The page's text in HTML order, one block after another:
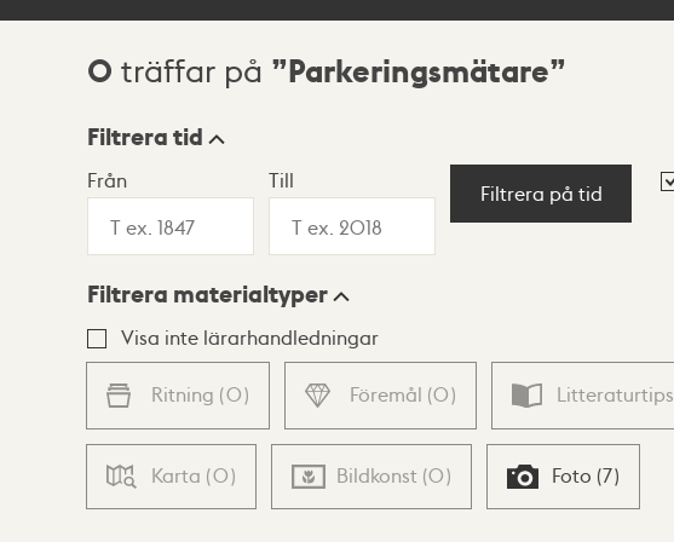
Sökresultat
0 träffar på Parkeringsmätare
Visningsläge
Lista Karta
Filtrera tid
Från Till
Filtrera på tid
Filtrera materialtyper
Visa inte lärarhandledningar
Ritning (0) Föremål (0) Litteraturtips
Karta (0) Bildkonst (0) Foto (7)